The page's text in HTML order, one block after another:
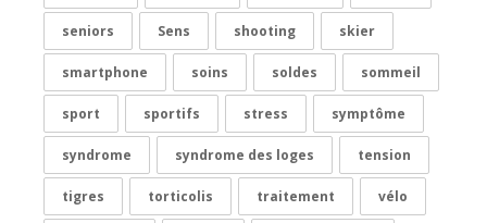
seniors Sens shooting skier
smartphone soins soldes sommeil
sport sportifs stress symptôme
syndrome syndrome des loges tension
tigres torticolis traitement vélo